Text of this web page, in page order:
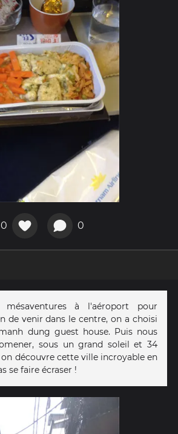
0 0
mésaventures à l'aéroport pour
de venir dans le centre, on a choisi
dung guest house. Puis nous
sous un grand soleil et 34
découvre cette ville incroyable en
se faire écraser !